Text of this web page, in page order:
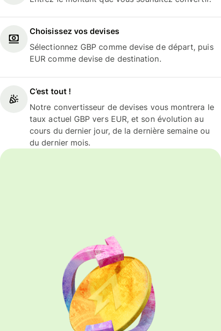
Choisissez vos devises
Sélectionnez GBP comme devise de départ, puis
EUR comme devise de destination.
C’est tout !
Notre convertisseur de devises vous montrera le
taux actuel GBP vers EUR, et son évolution au
cours du dernier jour, de la dernière semaine ou
du dernier mois.